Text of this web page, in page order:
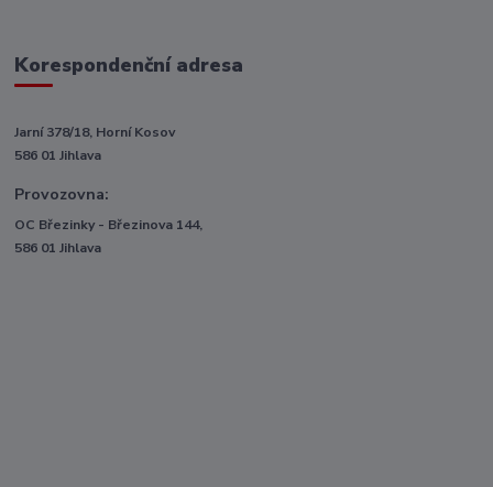
Korespondenční adresa
Jarní 378/18, Horní Kosov
586 01 Jihlava
Provozovna:
OC Březinky - Březinova 144,
586 01 Jihlava